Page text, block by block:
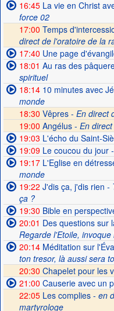
16:45La vie en Christ
force 02
17:00 Temps
direct de l'oratoire de la
17:40 Une page
18:01 Au ras des
spirituel
18:1410 minutes avec
monde
18:30 Vêpres - En direct
19:00 Angélus - En direct
19:03 L'écho du Saint-
19:09Le coucou du jour-
19:17L'Eglise en
monde
19:22 J'dis ça, j'dis rien -
ça ?
19:30 Bible en
20:01 Des questions sur
Regarde l'Etoile, invoque
20:14Méditation sur
ton tresor, là aussi sera
20:30 Chapelet pour les
21:00 Causerie avec un
22:05Les complies - en
martyrologe